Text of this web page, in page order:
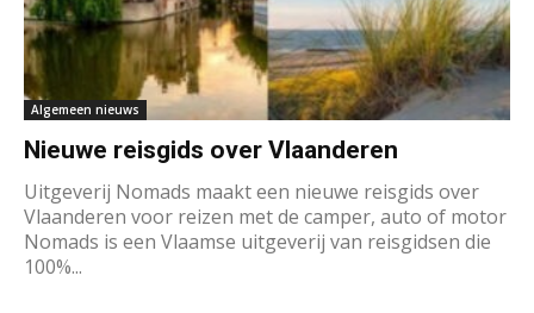
Algemeen nieuws
Nieuwe reisgids over Vlaanderen
Uitgeverij Nomads maakt een nieuwe reisgids over
Vlaanderen voor reizen met de camper, auto of motor
Nomads is een Vlaamse uitgeverij van reisgidsen die
100%...